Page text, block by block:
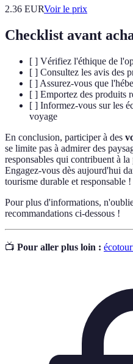
2.36 EURVoir le prix
Checklist avant
[ ] Vérifiez l'éthique de
[ ] Consultez les avis des
[ ] Assurez-vous que
[ ] Emportez des produits
[ ] Informez-vous sur les
voyage
En conclusion, participer à des
se limite pas à admirer des
responsables qui contribuent à
Engagez-vous dès aujourd'hui
tourisme durable et responsable !
Pour plus d'informations,
recommandations ci-dessous !
📺 Pour aller plus loin :